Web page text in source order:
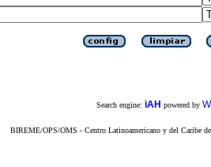
Search engine: iAH powered by
BIREME/OPS/OMS - Centro Latinoamericano y del Caribe